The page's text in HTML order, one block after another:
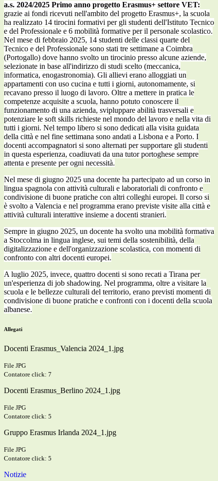
a.s. 2024/2025 Primo anno progetto Erasmus+ settore VET:
grazie ai fondi ricevuti nell'ambito del progetto Erasmus+, la scuola
ha realizzato 14 tirocini formativi per gli studenti dell'Istituto Tecnico
e del Professionale e 6 mobilità formative per il personale scolastico.
Nel mese di febbraio 2025, 14 studenti delle classi quarte del
Tecnico e del Professionale sono stati tre settimane a Coimbra
(Portogallo) dove hanno svolto un tirocinio presso alcune aziende,
selezionate in base all'indirizzo di studi scelto (meccanica,
informatica, enogastronomia). Gli allievi erano alloggiati un
appartamenti con uso cucina e tutti i giorni, autonomamente, si
recavano presso il luogo di lavoro. Oltre a mettere in pratica le
competenze acquisite a scuola, hanno potuto conoscere il
funzionamento di una azienda, svipluppare abilità trasversali e
potenziare le soft skills richieste nel mondo del lavoro e nella vita di
tutti i giorni. Nel tempo libero si sono dedicati alla visita guidata
della città e nel fine settimana sono andati a Lisbona e a Porto. I
docenti accompagnatori si sono alternati per supportare gli studenti
in questa esperienza, coadiuvati da una tutor portoghese sempre
attenta e presente per ogni necessità.
Nel mese di giugno 2025 una docente ha partecipato ad un corso in
lingua spagnola con attività culturali e laboratoriali di confronto e
condivisione di buone pratiche con altri colleghi europei. Il corso si
è svolto a Valencia e nel programma erano previste visite alla città e
attività culturali interattive insieme a docenti stranieri.
Sempre in giugno 2025, un docente ha svolto una mobilità formativa
a Stoccolma in lingua inglese, sui temi della sostenibilità, della
digitalizzazione e dell'organizzazione scolastica, con momenti di
confronto con altri docenti europei.
A luglio 2025, invece, quattro docenti si sono recati a Tirana per
un'esperienza di job shadowing. Nel programma, oltre a visitare la
scuola e le bellezze culturali del territorio, erano previsti momenti di
condivisione di buone pratiche e confronti con i docenti della scuola
albanese.
Allegati
Docenti Erasmus_Valencia 2024_1.jpg
File JPG
Contatore click: 7
Docenti Erasmus_Berlino 2024_1.jpg
File JPG
Contatore click: 5
Gruppo Erasmus Irlanda 2024_1.jpg
File JPG
Contatore click: 5
Notizie